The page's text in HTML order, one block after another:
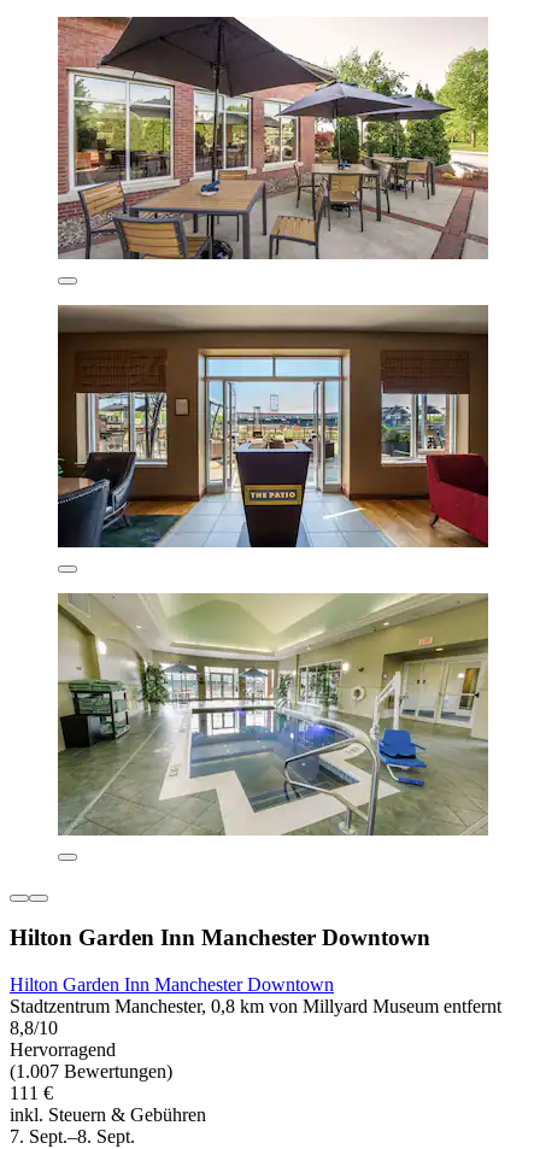
Hilton Garden Inn Manchester Downtown
Hilton Garden Inn Manchester Downtown
Stadtzentrum Manchester, 0,8 km von Millyard Museum entfernt
8,8/10
Hervorragend
(1.007 Bewertungen)
111 €
inkl. Steuern & Gebühren
7. Sept.–8. Sept.